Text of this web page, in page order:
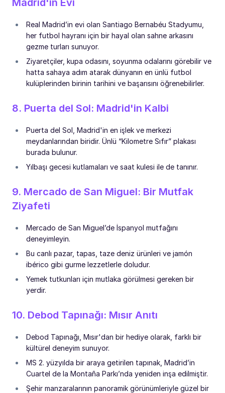
Madrid'in Evi
Real Madrid’in evi olan Santiago Bernabéu Stadyumu,
her futbol hayranı için bir hayal olan sahne arkasını
gezme turları sunuyor.
Ziyaretçiler, kupa odasını, soyunma odalarını görebilir ve
hatta sahaya adım atarak dünyanın en ünlü futbol
kulüplerinden birinin tarihini ve başarısını öğrenebilirler.
8. Puerta del Sol: Madrid'in Kalbi
Puerta del Sol, Madrid'in en işlek ve merkezi
meydanlarından biridir. Ünlü “Kilometre Sıfır” plakası
burada bulunur.
Yılbaşı gecesi kutlamaları ve saat kulesi ile de tanınır.
9. Mercado de San Miguel: Bir Mutfak
Ziyafeti
Mercado de San Miguel’de İspanyol mutfağını
deneyimleyin.
Bu canlı pazar, tapas, taze deniz ürünleri ve jamón
ibérico gibi gurme lezzetlerle doludur.
Yemek tutkunları için mutlaka görülmesi gereken bir
yerdir.
10. Debod Tapınağı: Mısır Anıtı
Debod Tapınağı, Mısır'dan bir hediye olarak, farklı bir
kültürel deneyim sunuyor.
MS 2. yüzyılda bir araya getirilen tapınak, Madrid’in
Cuartel de la Montaña Parkı’nda yeniden inşa edilmiştir.
Şehir manzaralarının panoramik görünümleriyle güzel bir